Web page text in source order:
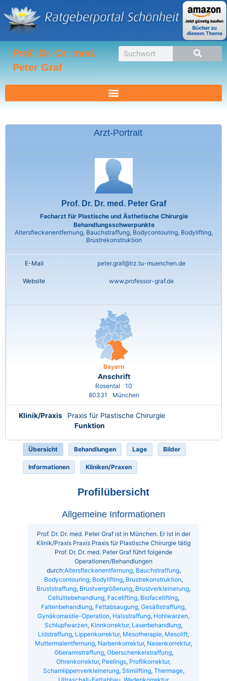
Inhalt
springen
Prof. Dr. Dr. med.
Peter Graf
Suche
Arzt-Portrait
Prof. Dr. Dr. med. Peter Graf
Facharzt für Plastische und Ästhetische Chirurgie
Behandlungsschwerpunkte
Altersfleckenentfernung, Bauchstraffung, Bodycontouring, Bodylifting,
Brustrekonstruktion
E-Mail peter.graf@lrz.tu-muenchen.de
Website www.professor-graf.de
Bayern
Anschrift
Rosental
10
80331
München
Klinik/Praxis
Praxis für Plastische Chirurgie
Funktion
Übersicht Behandlungen Lage Bilder
Informationen Kliniken/Praxen
Profilübersicht
Allgemeine Informationen
Prof. Dr. Dr. med. Peter Graf ist in München. Er ist in der
Klinik/Praxis Praxis Praxis für Plastische Chirurgie tätig
Prof. Dr. Dr. med. Peter Graf führt folgende
Operationen/Behandlungen
durch:Altersfleckenentfernung, Bauchstraffung,
Bodycontouring, Bodylifting, Brustrekonstruktion,
Bruststraffung, Brustvergrößerung, Brustverkleinerung,
Cellulitebehandlung, Facelifting, Biofacelifting,
Faltenbehandlung, Fettabsaugung, Gesäßstraffung,
Gynäkomastie-Operation, Halsstraffung, Hohlwarzen,
Schlupfwarzen, Kinnkorrektur, Laserbehandlung,
Lidstraffung, Lippenkorrektur, Mesotherapie, Mesolift,
Muttermalentfernung, Narbenkorrektur, Nasenkorrektur,
Oberarmstraffung, Oberschenkelstraffung,
Ohrenkorrektur, Peelings, Profilkorrektur,
Schamlippenverkleinerung, Stirnlifting, Thermage,